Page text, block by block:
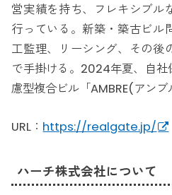
営実績を持ち、フレキシブル
行っている。新築・築古ビル
工監理、リーシング、その後
で手掛ける。2024年夏、自
慮型複合ビル「AMBRE(アンブ
URL： https://realgate.jp/
ハーチ株式会社について